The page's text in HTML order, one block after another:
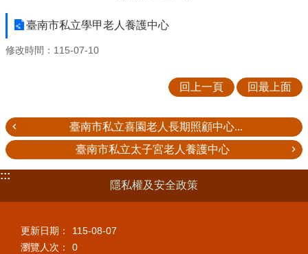
臺南市私立學甲老人養護中心
修改時間：115-07-10
回上一頁 回最上面
臺南市私立喜園老人長期照顧中心...
臺南市私立太子宮老人養護中心
:::
隱私權及安全政策
更新日期：
115-08-07
瀏覽人次：
0